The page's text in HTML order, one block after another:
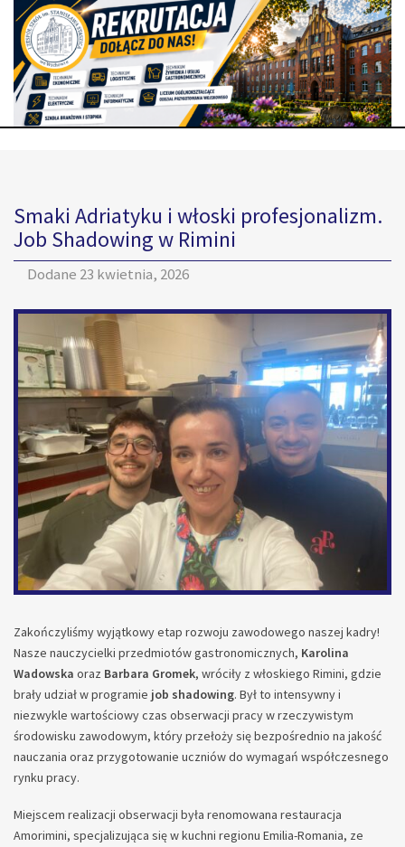
Smaki Adriatyku i włoski profesjonalizm.
Job Shadowing w Rimini
Dodane 23 kwietnia, 2026
Zakończyliśmy wyjątkowy etap rozwoju zawodowego naszej kadry!
Nasze nauczycielki przedmiotów gastronomicznych, Karolina
Wadowska oraz Barbara Gromek, wróciły z włoskiego Rimini, gdzie
brały udział w programie job shadowing. Był to intensywny i
niezwykle wartościowy czas obserwacji pracy w rzeczywistym
środowisku zawodowym, który przełoży się bezpośrednio na jakość
nauczania oraz przygotowanie uczniów do wymagań współczesnego
rynku pracy.
Miejscem realizacji obserwacji była renomowana restauracja
Amorimini, specjalizująca się w kuchni regionu Emilia-Romania, ze